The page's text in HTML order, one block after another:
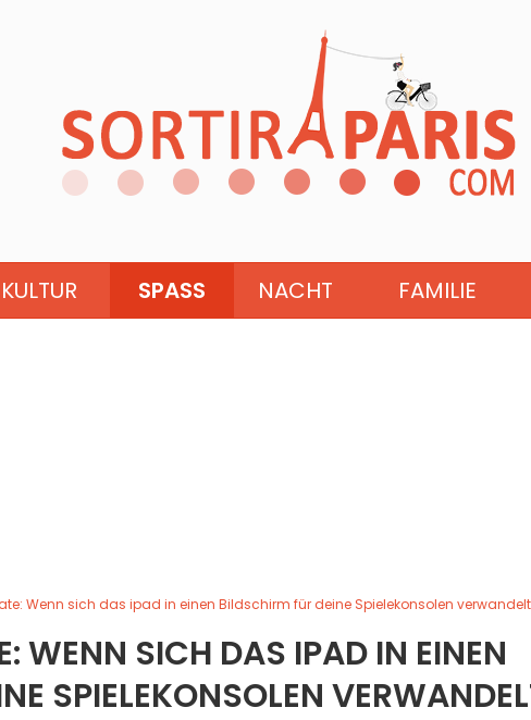
KULTUR SPASS NACHT FAMILIE
Wenn sich das ipad in einen Bildschirm für deine Spielekonsolen verwandelt
WENN SICH DAS IPAD IN EINEN
SPIELEKONSOLEN